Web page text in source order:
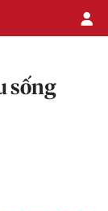
sống